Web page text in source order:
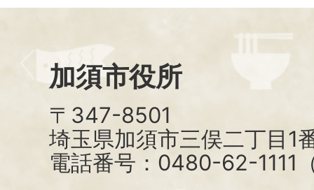
加須市役所
〒347-8501
埼玉県加須市三俣二丁目1
電話番号：0480-62-1111